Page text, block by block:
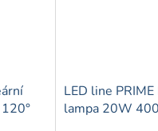
LED line
lampa 20W